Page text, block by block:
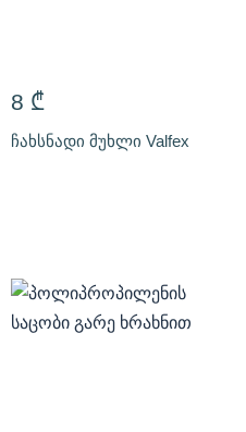
8 ₾
ჩახსნადი მუხლი Valfex